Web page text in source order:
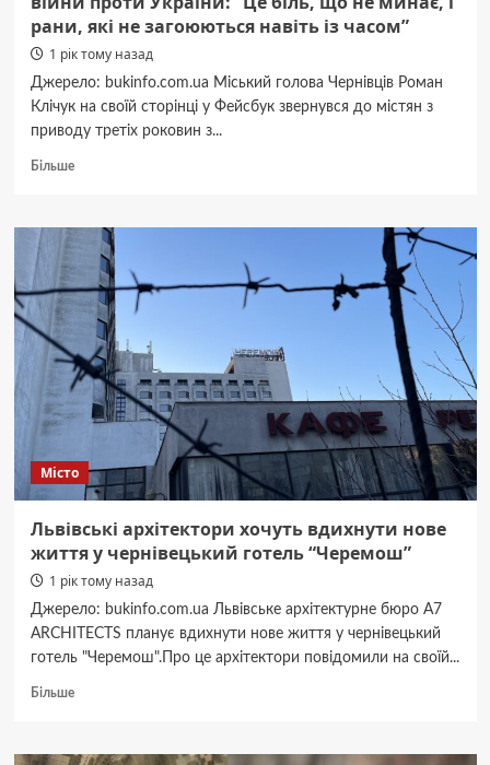
рани, які не загоюються навіть із часом”
1 рік тому назад
Джерело: bukinfo.com.ua Міський голова Чернівців Роман
Клічук на своїй сторінці у Фейсбук звернувся до містян з
приводу третіх роковин з...
БільшеДокладніше
про
роковини
початку
великої
війни
проти
України:
“Це
біль,
минає,
які
не
загоюються
часом”
Місто
Львівські архітектори хочуть вдихнути нове
життя у чернівецький готель “Черемош”
1 рік тому назад
Джерело: bukinfo.com.ua Львівське архітектурне бюро А7
ARCHITECTS планує вдихнути нове життя у чернівецький
готель "Черемош".Про це архітектори повідомили на своїй...
БільшеДокладніше
архітектори